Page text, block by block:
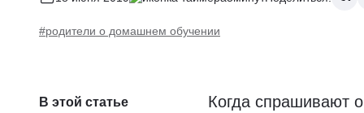
#родители о домашнем обучении
В этой статье
Когда спрашивают